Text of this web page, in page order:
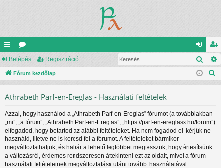
yo
rs
ór
u
el
ép
eg
is
ió
Belépés Regisztráció
Fórum kezdőlap
Athrabeth Parf-en-Ereglas - Használati feltételek
Azzal, hogy használod a „Athrabeth Parf-en-Ereglas” fórumot (a továbbiakban
„mi”, „a fórum”, „Athrabeth Parf-en-Ereglas”, „https://parf-en-ereglass.hu/forum”)
elfogadod, hogy betartod az alábbi feltételeket. Ha nem fogadod el, kérjük ne
használd, illetve ne is keresd fel a fórumot. A feltételeket bármikor
megváltoztathatjuk, és habár a lehető legtöbbet megtesszük, hogy értesítsünk
a változásról, érdemes rendszeresen áttekinteni ezt az oldalt, mivel a fórum
használati feltételeinek megváltoztatása utáni további használatával